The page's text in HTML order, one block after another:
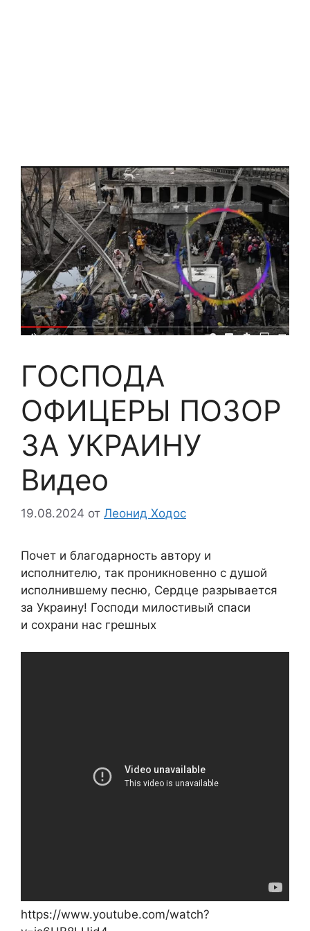
ГОСПОДА
ОФИЦЕРЫ ПОЗОР
ЗА УКРАИНУ
Видео
19.08.2024 от Леонид Ходос
Почет и благодарность автору и
исполнителю, так проникновенно с душой
исполнившему песню, Сердце разрывается
за Украину! Господи милостивый спаси
и сохрани нас грешных
https://www.youtube.com/watch?